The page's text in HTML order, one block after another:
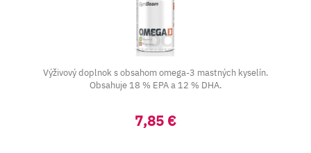
Výživový doplnok s obsahom omega-3 mastných kyselín.
Obsahuje 18 % EPA a 12 % DHA.
7,85 €